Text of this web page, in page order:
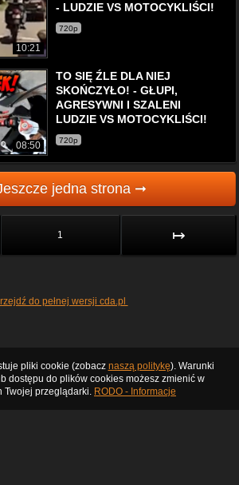
10:21
- LUDZIE VS MOTOCYKLIŚCI!
720p
08:50
TO SIĘ ŹLE DLA NIEJ
SKOŃCZYŁO! - GŁUPI,
AGRESYWNI I SZALENI
LUDZIE VS MOTOCYKLIŚCI!
720p
jedna strona ➞
1 ↦
do pełnej wersji cda.pl
pliki cookie (zobacz naszą politykę). Warunki
dostępu do plików cookies możesz zmienić w
Twojej przeglądarki. RODO - Informacje